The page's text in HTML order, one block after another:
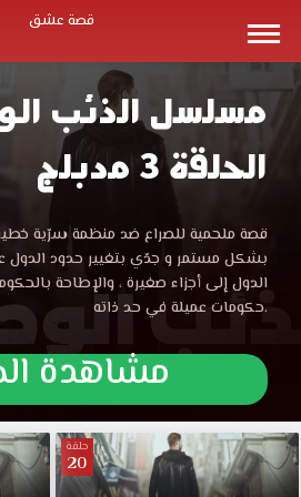
مسلسل الذئب
الحلقة 3 مدبلج
قصة ملحمية للصراع ضد منظمة سرّية
بشكل مستمر و جدّي بتغيير حدود الدول
الدول إلى أجزاء صغيرة ، والإطاحة
حكومات عميلة في حد ذاته.
مشاهدة
حلقة
20